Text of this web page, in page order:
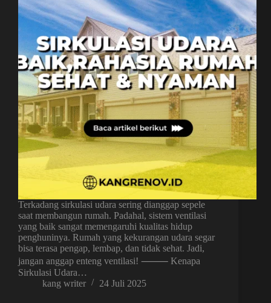
Terkadang sirkulasi udara sering dianggap sepele
saat membangun rumah. Padahal, sistem ventilasi
yang baik sangat memengaruhi kualitas hidup
penghuninya. Rumah yang kekurangan udara segar
bisa terasa pengap, lembap, dan tidak sehat. Jadi,
jangan anggap enteng ventilasi! ⸻ Kenapa
Sirkulasi Udara…
kang writer
24 Juli 2025